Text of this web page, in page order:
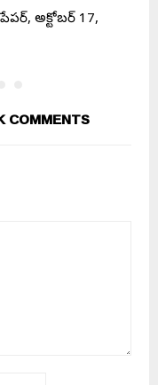
అక్టోబర్ 17,
COMMENTS